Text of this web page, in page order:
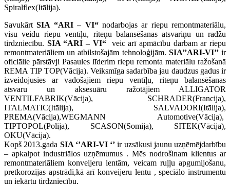
Spiralflex(Itālija).
SavukārtSIA “ARI – VI“nodarbojas ar riepu remontmateriālu,
visu veidu riepu ventīļu, riteņu balansēšanas atsvariņu un radžu
tirdzniecību. SIA “ARI – VI“veic arī apmācību darbam ar riepu
remontmateriāliem un atbilstošajām tehnoloģijām. SIA’’ARI-VI’’ir
oficiālie pārstāvji Pasaules līderim riepu remonta materiālu ražošanā
REMA TIP TOP(Vācija). Veiksmīga sadarbība jau daudzus gadus ir
izveidojusies ar vadošajiem riepu ventīļu, riteņu balansēšanas
atsvaru un aksesuāru ražotājiem ALLIGATOR
VENTILFABRIK(Vācija), SCHRADER(Francija),
ITALMATIC(Itālija), SALVADORI(Itālija),
PREMA(Vācija),WEGMANN Automotive(Vācija),
TIPTOPOL(Polija), SCASON(Somija), SITEK(Vācija),
OKU(Vācija).
Kopš 2013.gada SIA ‘’ARI-VI ‘’ ir uzsākusi jaunu uzņēmējdarbību
– apkalpot industriālos uzņēmumus . Mēs nodrošinam klientus ar
remontmateriāliem konveijeru lentām, veicam ruļļu apgumijošanu,
pretkorozijas apstrādi,kā arī konveijeru lentu , speciālo instrumentu
un iekārtu tirdzniecību.